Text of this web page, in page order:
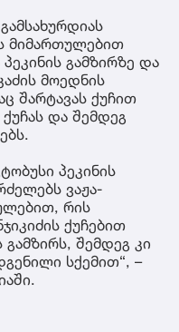
მიმართულებით
გამზირზე და
მოედნის
შარტავას ქუჩით
და შემდეგ
პეკინის
ვაჟა-
რის
ქუჩებით
გამზირს, შემდეგ კი
სქემით“, –